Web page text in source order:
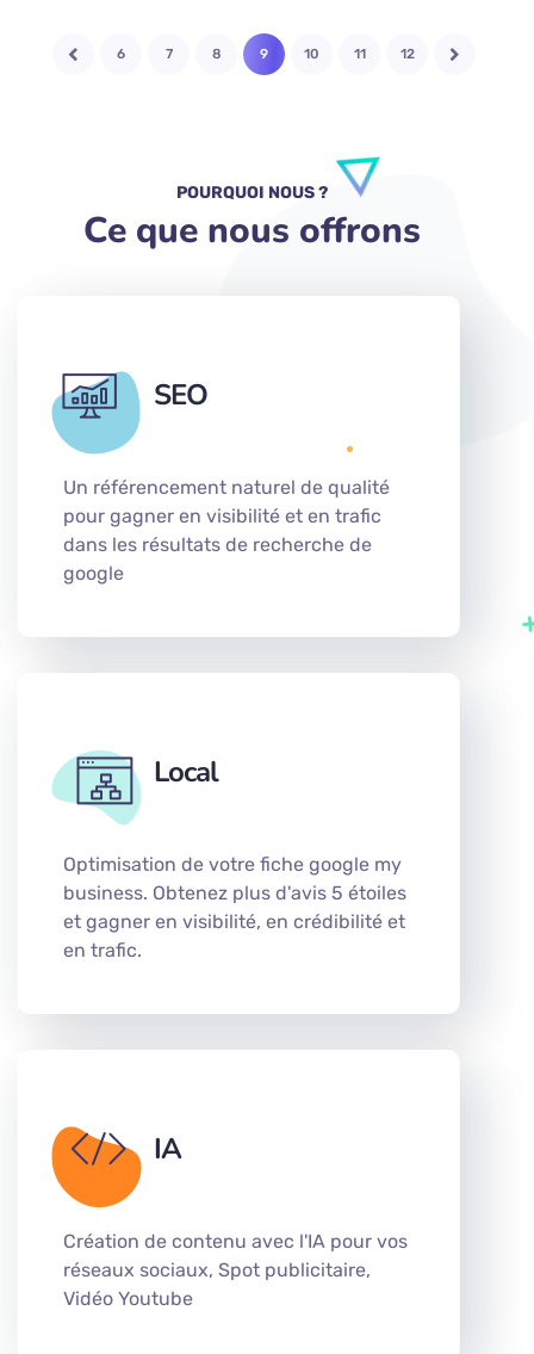
6 7 8 9 10 11 12
POURQUOI NOUS ?
Ce que nous offrons
SEO
Un référencement naturel de qualité
pour gagner en visibilité et en trafic
dans les résultats de recherche de
google
Local
Optimisation de votre fiche google my
business. Obtenez plus d'avis 5 étoiles
et gagner en visibilité, en crédibilité et
en trafic.
IA
Création de contenu avec l'IA pour vos
réseaux sociaux, Spot publicitaire,
Vidéo Youtube